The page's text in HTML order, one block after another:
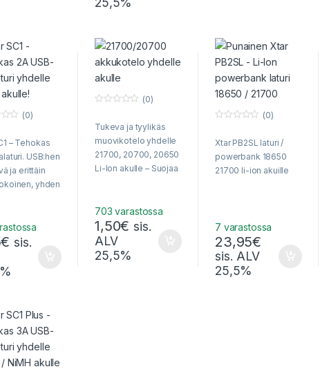
(0)
– Tehokas
USB:hen
ja erittäin
yhden
€ sis.
o
f
(0)
Tukeva ja tyylikäs
muovikotelo yhdelle
21700, 20700, 20650
Li-Ion akulle – Suojaa
oikosuluilta!
703 varastossa
1,50€ sis.
ALV
25,5%
u
o
f
(0)
Xtar PB2SL laturi /
powerbank 18650
21700 li-ion akuille
7 varastossa
23,95€
sis. ALV
25,5%